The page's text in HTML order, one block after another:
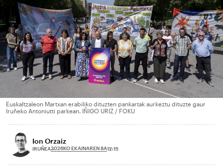
Euskaltzaleon Martxan erabiliko dituzten pankartak aurkeztu dituzte gaur
Iruñeko Antoniutti parkean. IÑIGO URIZ / FOKU
Ion Orzaiz
IRUÑEA2026KO EKAINAREN 8A12:15